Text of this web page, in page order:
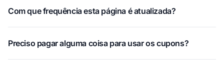
Com que frequência esta página é atualizada?
Preciso pagar alguma coisa para usar os cupons?